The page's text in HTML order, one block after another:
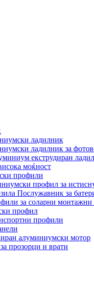
ладилник
ладилник за
екструдиран
моќност
профили
профил за
Послужавник за
за соларни монтажни
профил
профили
алуминиумски мотор
прозорци и врати